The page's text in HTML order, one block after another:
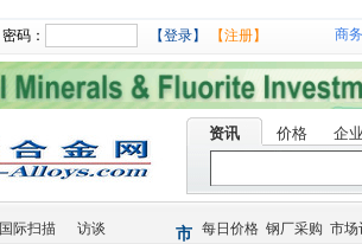
密码： 【登录】 【注册】 商
资讯 价格 企
国际扫描
访谈
市 每日价格 钢厂采购 市场